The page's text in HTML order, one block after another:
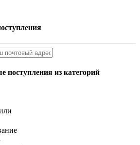
поступления из категорий